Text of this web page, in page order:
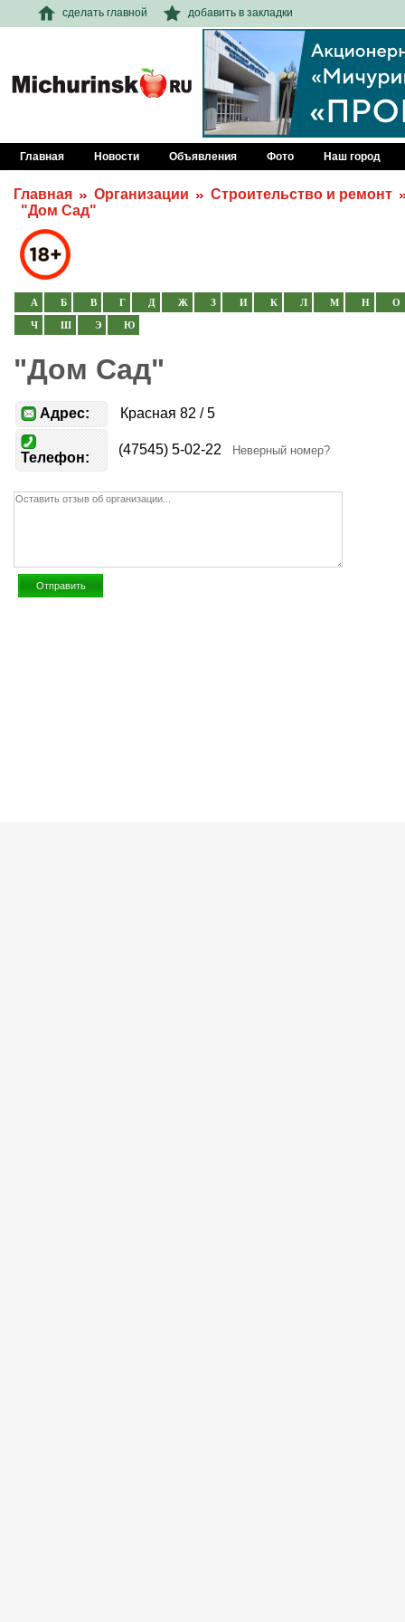
сделать главной добавить в закладки
Главная Новости Объявления Фото Наш город
Главная Организации
Строительство и ремонт
"Дом Сад"
А Б В Г Д Ж З И К Л М Н О
Ч Ш Э Ю
"Дом Сад"
Адрес: Красная 82 / 5
Телефон:
(47545) 5-02-22 Неверный номер?